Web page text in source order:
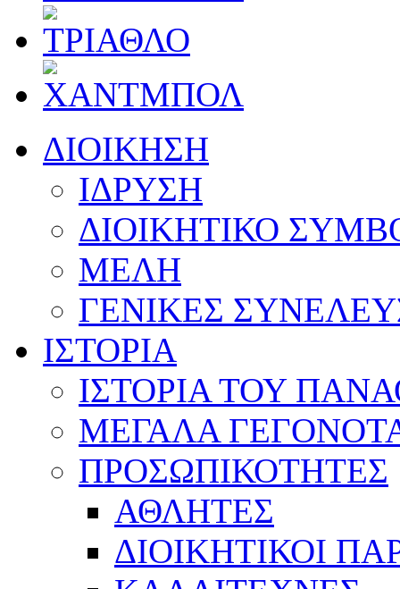
ΔΙΟΙΚΗΣΗ
ΙΔΡΥΣΗ
ΔΙΟΙΚΗΤΙΚΟ
ΜΕΛΗ
ΓΕΝΙΚΕΣ
ΙΣΤΟΡΙΑ
ΙΣΤΟΡΙΑ ΤΟΥ
ΜΕΓΑΛΑ
ΠΡΟΣΩΠΙΚΟΤΗΤΕΣ
ΑΘΛΗΤΕΣ
ΔΙΟΙΚΗΤΙΚΟΙ